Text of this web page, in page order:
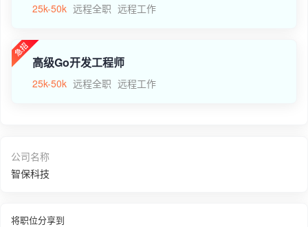
25k-50k 远程全职 远程工作
高级Go开发工程师
25k-50k 远程全职 远程工作
公司名称
智保科技
将职位分享到